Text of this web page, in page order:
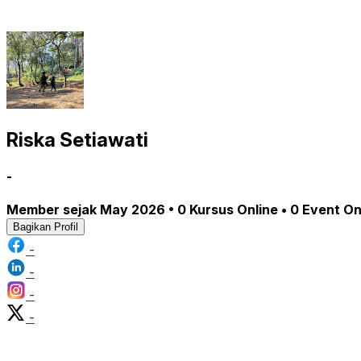
Riska Setiawati
-
Member sejak May 2026 • 0 Kursus Online • 0 Event
Bagikan Profil
-
-
-
-